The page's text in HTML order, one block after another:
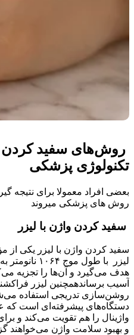
روش‌های سفید کردن
تکنولوژی پزشکی
بعضی افراد معمولا برای نتیجه
روش های پزشکی میروند
سفید کردن واژن با لیزر
سفید کردن واژن با لیزر یکی
لیزر با طول
هدف می‌گیرد و آن‌ها را تجزیه
روشن‌سازی تدریجی استفاده
دستگاه‌های پیشرفته‌ای است که
واژینال را هم تقویت می‌کند و
و بهبود سلامت واژن می‌خواهند